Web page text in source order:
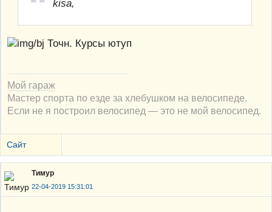
kisa,
Точн. Курсы ютуп
Мой гараж
Мастер спорта по езде за хлебушком на велосипеде.
Если не я построил велосипед — это не мой велосипед.
Сайт
Тимур
22-04-2019 15:31:01